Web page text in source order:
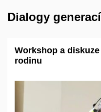
Dialogy
Workshop a
rodinu